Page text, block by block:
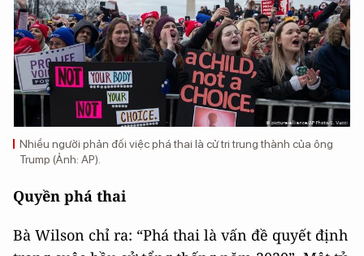
Nhiều người phản đối việc phá thai là cử tri trung thành của ông
Trump (Ảnh: AP).
Quyền phá thai
Bà Wilson chỉ ra: “Phá thai là vấn đề quyết định